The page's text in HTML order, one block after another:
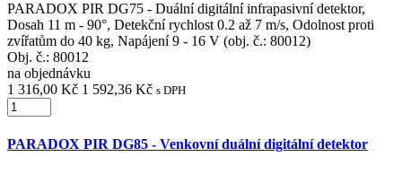
PARADOX PIR DG75 - Duální digitální infrapasivní detektor,
Dosah 11 m - 90°, Detekční rychlost 0.2 až 7 m/s, Odolnost proti
zvířatům do 40 kg, Napájení 9 - 16 V (obj. č.: 80012)
Obj. č.: 80012
na objednávku
1 316,00 Kč 1 592,36 Kč s DPH
PARADOX PIR DG85 - Venkovní duální digitální detektor